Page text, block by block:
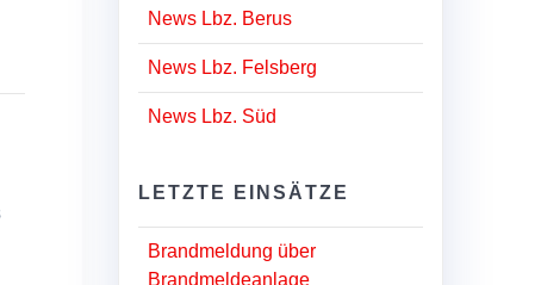
News Lbz. Berus
News Lbz. Felsberg
News Lbz. Süd
LETZTE EINSÄTZE
Brandmeldung über
Brandmeldeanlage